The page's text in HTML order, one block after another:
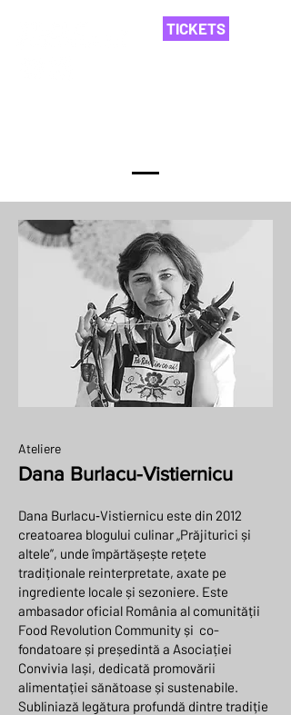
TICKETS
Ateliere
Dana Burlacu-Vistiernicu
Dana Burlacu‑Vistiernicu este din 2012
creatoarea blogului culinar „Prăjiturici și
altele”, unde împărtășește rețete
tradiționale reinterpretate, axate pe
ingrediente locale și sezoniere. Este
ambasador oficial România al comunității
Food Revolution Community și co-
fondatoare și președintă a Asociației
Convivia Iași, dedicată promovării
alimentației sănătoase și sustenabile.
Subliniază legătura profundă dintre tradiție